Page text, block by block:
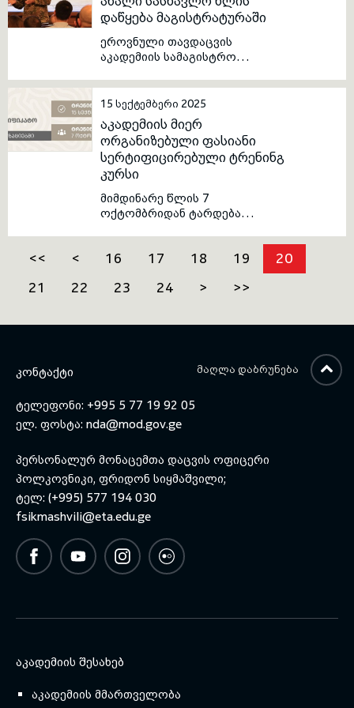
დაწყება მაგისტრატურაში
ეროვნული თავდაცვის
აკადემიის სამაგისტრო
პროგრამებზე ახალი
სასწავლო წელი
დაიწყო. სასწავლო წლის
დაწყება ახლად ჩარიცხულ
მსმენელებს და
მაგისტრატურის
ადმინისტრაციულ და
აკადემიურ პერსონალს
მიულოცა აკადემიის
რექტორმა ბრიგადის
გენერალმა მამია ბალახაძემ.
15 სექტემბერი 2025
აკადემიის მიერ
ორგანიზებული ფასიანი
სერტიფიცირებული ტრენინგ
კურსი
მიმდინარე წლის 7
ოქტომბრიდან ტარდება
აკადემიის მიერ ორგანიზებული
ფასიანი
სერტიფიცირებული ტრენინგ-
კურსი.
<< < 16 17 18 19
20
21
22 23 24 > >>
ᲙᲝᲜᲢᲐᲥᲢᲘ
ტელეფონი: +995 5 77 19 92 05
ელ. ფოსტა: nda@mod.gov.ge
პერსონალურ მონაცემთა დაცვის ოფიცერი
პოლკოვნიკი, ფრიდონ სიყმაშვილი;
ტელ: (+995) 577 194 030
fsikmashvili@eta.edu.ge
ᲐᲙᲐᲓᲔᲛᲘᲘᲡ ᲨᲔᲡᲐᲮᲔᲑ
აკადემიის მმართველობა
ᲛᲐᲦᲚᲐ ᲓᲐᲑᲠᲣᲜᲔᲑᲐ